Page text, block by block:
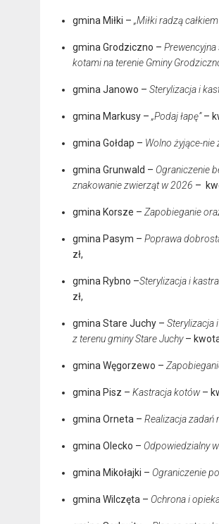
gmina Miłki – „Miłki radzą
gmina Grodziczno –
kotami na terenie Gminy
gmina Janowo – Sterylizacja i
gmina Markusy – „Podaj łapę”–
gmina Gołdap – Wolno żyjące-nie
gmina Grunwald – Ograniczenie
znakowanie zwierząt w 2026 –
gmina Korsze – Zapobieganie
gmina Pasym – Poprawa
zł,
gmina Rybno –Sterylizacja i
zł,
gmina Stare Juchy – Sterylizacja
z terenu gminy Stare Juchy–
gmina Węgorzewo –
gmina Pisz – Kastracja kotów–
gmina Orneta – Realizacja zadań
gmina Olecko – Odpowiedzialny
gmina Mikołajki – Ograniczenie
gmina Wilczęta – Ochrona i